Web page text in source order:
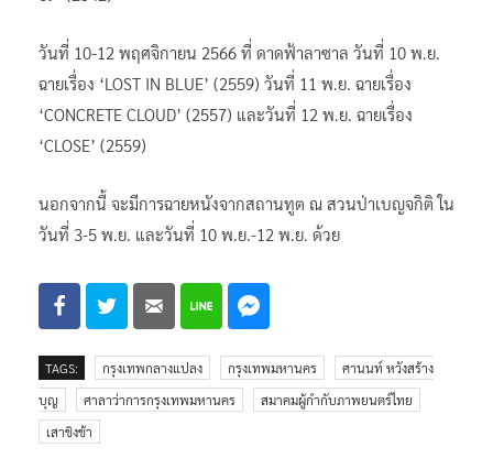
วันที่ 10-12 พฤศจิกายน 2566 ที่ ดาดฟ้าลาซาล วันที่ 10 พ.ย.
ฉายเรื่อง ‘LOST IN BLUE’ (2559) วันที่ 11 พ.ย. ฉายเรื่อง
‘CONCRETE CLOUD’ (2557) และวันที่ 12 พ.ย. ฉายเรื่อง
‘CLOSE’ (2559)
นอกจากนี้ จะมีการฉายหนังจากสถานทูต ณ สวนป่าเบญจกิติ ใน
วันที่ 3-5 พ.ย. และวันที่ 10 พ.ย.-12 พ.ย. ด้วย
TAGS: กรุงเทพกลางแปลง กรุงเทพมหานคร
ศานนท์ หวังสร้าง
บุญ
ศาลาว่าการกรุงเทพมหานคร
สมาคมผู้กำกับภาพยนตร์ไทย
เสาชิงช้า